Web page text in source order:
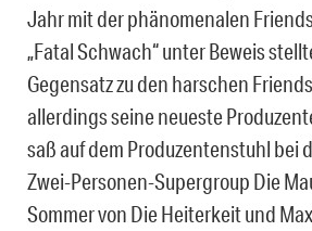
Jahr mit der phänomenalen
„Fatal Schwach“ unter Beweis
Gegensatz zu den harschen
allerdings seine neueste
saß auf dem Produzentenstuhl bei
Zwei-Personen-Supergroup Die
Sommer von Die Heiterkeit und